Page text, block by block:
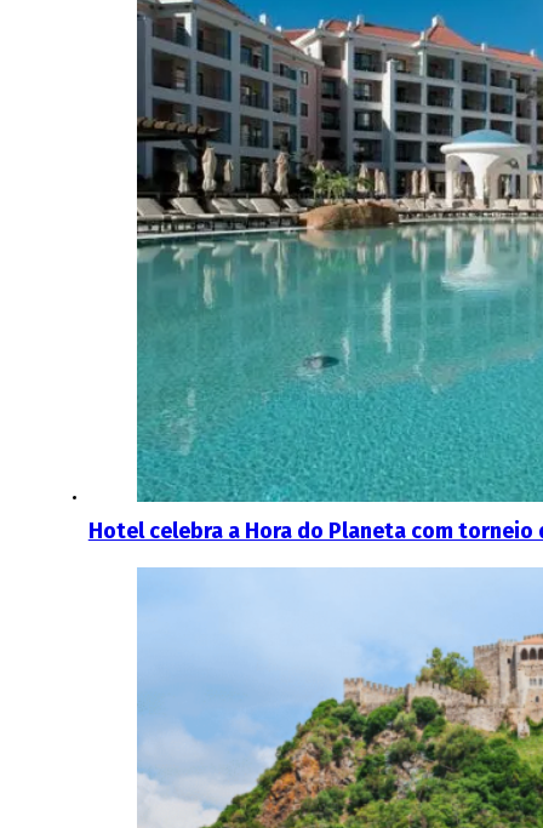
Hotel celebra a Hora do Planeta com